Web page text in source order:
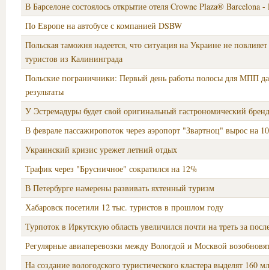
В Барселоне состоялось открытие отеля Crowne Plaza® Barcelona
По Европе на автобусе с компанией DSBW
Польская таможня надеется, что ситуация на Украине не
туристов из Калининграда
Польские пограничники: Первый день работы полосы для МПП
результаты
У Эстремадуры будет свой оригинальный гастрономический бренд
В феврале пассажиропоток через аэропорт "Звартноц" вырос на
Украинский кризис урежет летний отдых
Трафик через "Брусничное" сократился на 12%
В Петербурге намерены развивать яхтенный туризм
Хабаровск посетили 12 тыс. туристов в прошлом году
Турпоток в Иркутскую область увеличился почти на треть за
Регулярные авиаперевозки между Вологдой и Москвой
На создание вологодского туристического кластера выделят 160